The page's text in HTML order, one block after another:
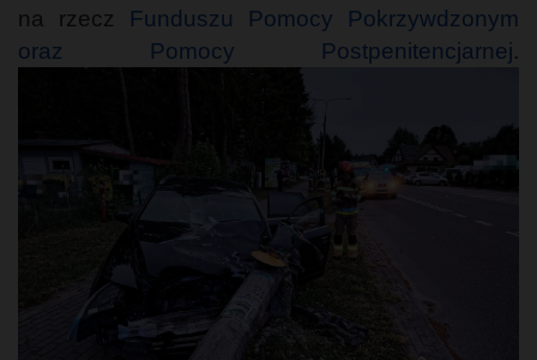
na rzecz Funduszu Pomocy Pokrzywdzonym
oraz Pomocy Postpenitencjarnej.